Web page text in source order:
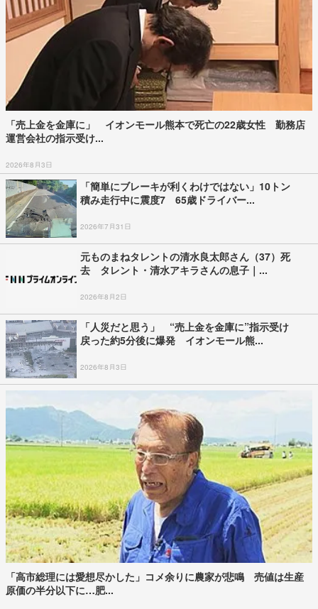
「売上金を金庫に」 イオンモール熊本で死亡の22歳女性 勤務店
運営会社の指示受け...
2026年8月3日
「簡単にブレーキが利くわけではない」10トン
積み走行中に震度7 65歳ドライバー...
2026年7月31日
元ものまねタレントの清水良太郎さん（37）死
去 タレント・清水アキラさんの息子｜...
2026年8月2日
「人災だと思う」 “売上金を金庫に”指示受け
戻った約5分後に爆発 イオンモール熊...
2026年8月3日
「高市総理には愛想尽かした」コメ余りに農家が悲鳴 売値は生産
原価の半分以下に…肥...